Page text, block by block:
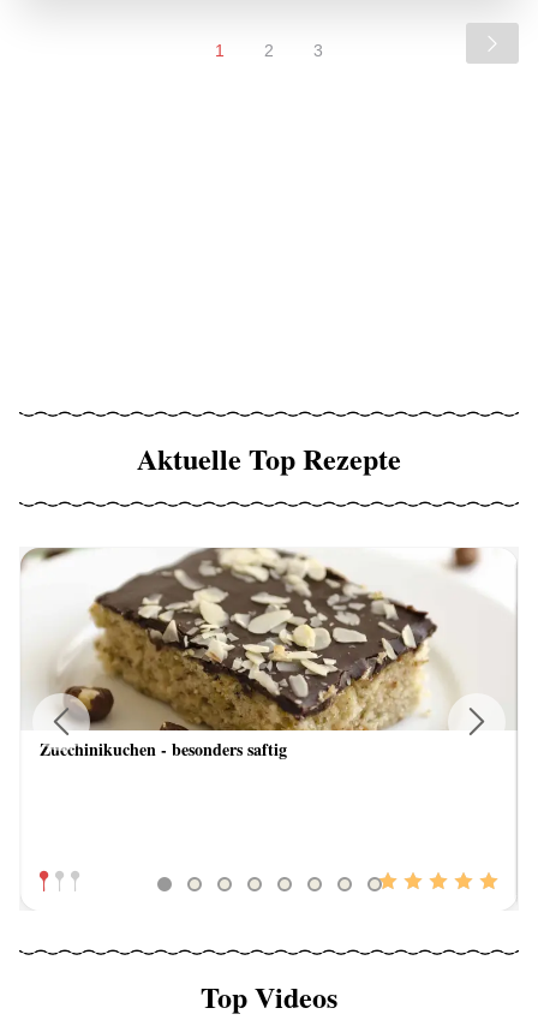
1 2 3
Aktuelle Top Rezepte
Zucchinikuchen - besonders saftig
Previous
Top Videos